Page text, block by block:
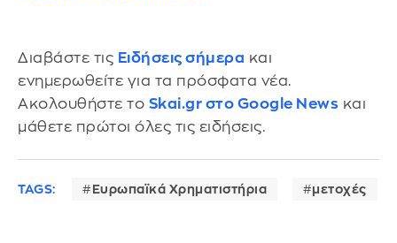
Διαβάστε τις Ειδήσεις σήμερα και
ενημερωθείτε για τα πρόσφατα νέα.
Ακολουθήστε το Skai.gr στο Google News και
μάθετε πρώτοι όλες τις ειδήσεις.
TAGS: Ευρωπαϊκά Χρηματιστήρια μετοχές